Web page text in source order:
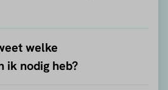
welke
ik nodig heb?